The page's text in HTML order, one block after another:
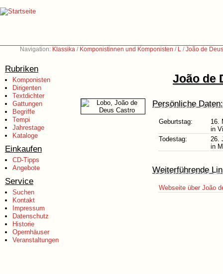
Navigation: Klassika / Komponistinnen und Komponisten / L /João de
Rubriken
Komponisten
Dirigenten
Textdichter
Gattungen
Begriffe
Tempi
Jahrestage
Kataloge
Einkaufen
CD-Tipps
Angebote
Service
Suchen
Kontakt
Impressum
Datenschutz
Historie
Opernhäuser
Veranstaltungen
João de
Persönliche Daten:
Geburtstag:
16.
in
Todestag:
26.
in
Weiterführende
Webseite über João